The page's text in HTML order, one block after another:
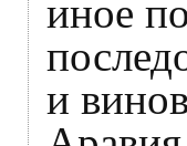
иное
и